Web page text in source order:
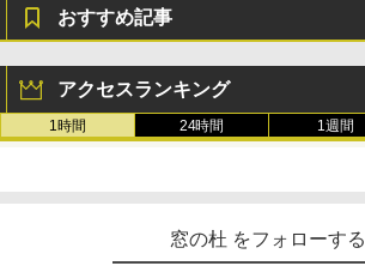
おすすめ記事
アクセスランキング
1時間 24時間 1週間
窓の杜 をフォローする